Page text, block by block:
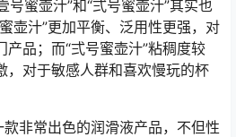
号蜜壶汁”和“弍号蜜壶汁”其实也
壶汁”更加平衡、泛用性更强，对
品；而“弍号蜜壶汁”粘稠度较
，对于敏感人群和喜欢慢玩的杯
款非常出色的润滑液产品，不但性